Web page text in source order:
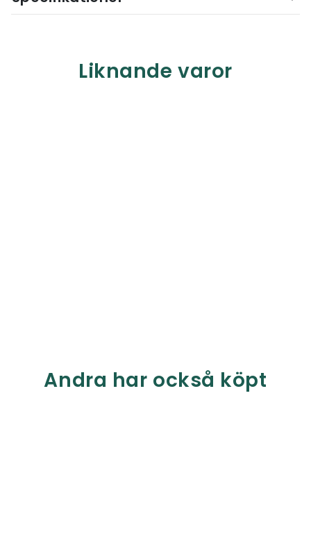
Liknande varor
Andra har också köpt